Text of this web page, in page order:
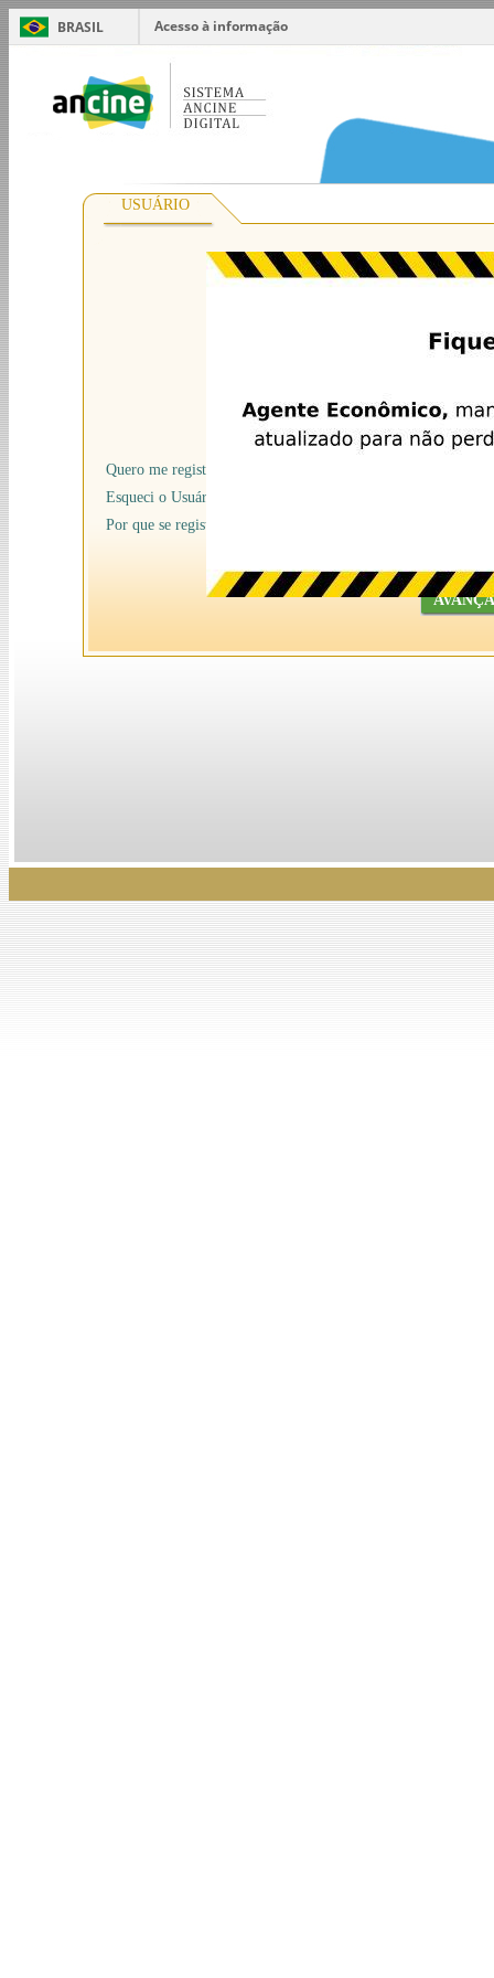
BRASIL Acesso à informação
USUÁRIO
Usuário
Quero me registrar na Ancine
Esqueci o Usuário/senha
Por que se registrar na Ancine